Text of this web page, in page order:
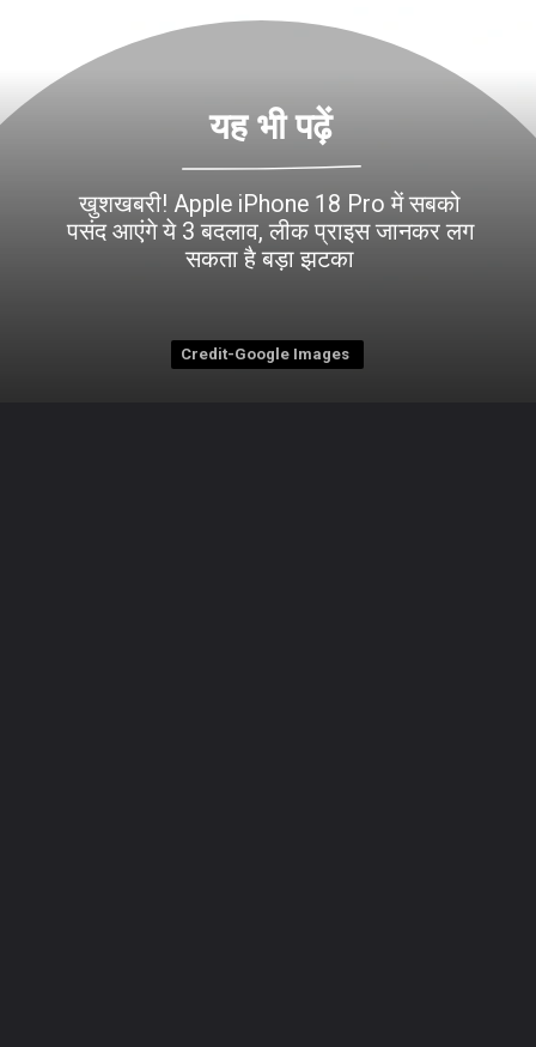
Credit-Google Images
Credit-Google Images
यह भी पढ़ेंयह भी पढ़ें
खुशखबरी! Apple iPhone 18 Pro में सबको
पसंद आएंगे ये 3 बदलाव, लीक प्राइस जानकर लग
सकता है बड़ा झटका